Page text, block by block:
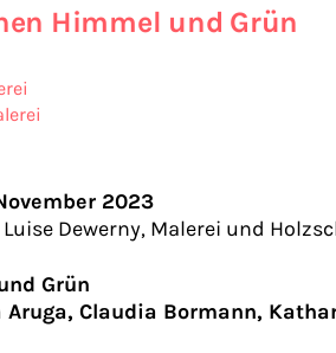
Himmel und Grün
2023
Dewerny, Malerei und
Grün
Aruga, Claudia Bormann,